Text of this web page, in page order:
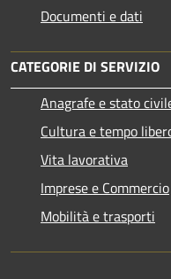
Documenti e dati
CATEGORIE DI SERVIZIO
Anagrafe e stato
Cultura e tempo
Vita lavorativa
Imprese e Commercio
Mobilità e trasporti